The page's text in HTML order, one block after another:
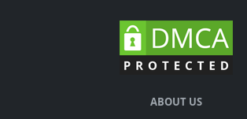
ABOUT US